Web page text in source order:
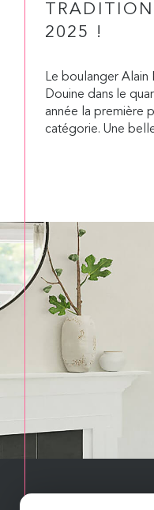
2025 !
Le boulanger
Douine dans le
année la première
catégorie. Une